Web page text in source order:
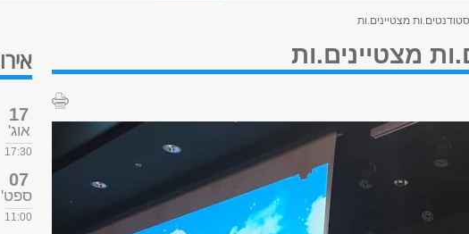
מצטיינים.ות
מצטיינים.ות
17
אוג'
17:30
07
ספט'
11:00